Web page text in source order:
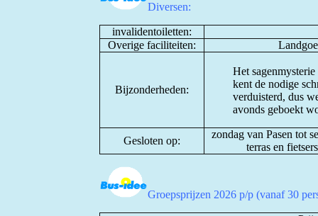
Diversen:
invalidentoiletten:
Overige faciliteiten:
Bijzonderheden:
Het
kent de nodige
verduisterd, dus
avonds geboekt
Gesloten op:
zondag van Pasen tot
terras en
Groepsprijzen 2026 p/p (vanaf 30